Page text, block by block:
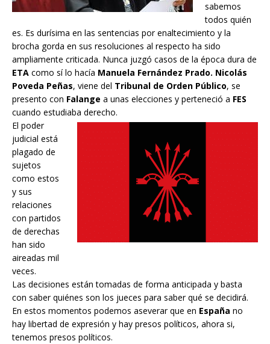
sabemos
todos quién
es. Es durísima en las sentencias por enaltecimiento y la
brocha gorda en sus resoluciones al respecto ha sido
ampliamente criticada. Nunca juzgó casos de la época dura de
ETA como sí lo hacía Manuela Fernández Prado. Nicolás
Poveda Peñas, viene del Tribunal de Orden Público, se
presento con Falange a unas elecciones y perteneció a FES
cuando estudiaba derecho.
El poder
judicial está
plagado de
sujetos
como estos
y sus
relaciones
con partidos
de derechas
han sido
aireadas mil
veces.
Las decisiones están tomadas de forma anticipada y basta
con saber quiénes son los jueces para saber qué se decidirá.
En estos momentos podemos aseverar que en España no
hay libertad de expresión y hay presos políticos, ahora si,
tenemos presos políticos.